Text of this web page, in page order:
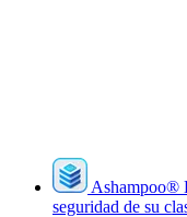
Ashampoo®
seguridad de su